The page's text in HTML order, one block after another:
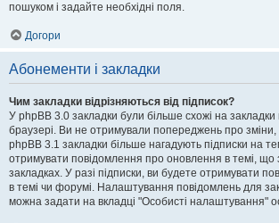
пошуком і задайте необхідні поля.
Догори
Абонементи і закладки
Чим закладки відрізняються від підписок?
У phpBB 3.0 закладки були більше схожі на
браузері. Ви не отримували попереджень про
phpBB 3.1 закладки більше нагадують підписки на
отримувати повідомлення про оновлення в темі, що
закладках. У разі підписки, ви будете отримувати
в темі чи форумі. Налаштування повідомлень для
можна задати на вкладці "Особисті налаштування"